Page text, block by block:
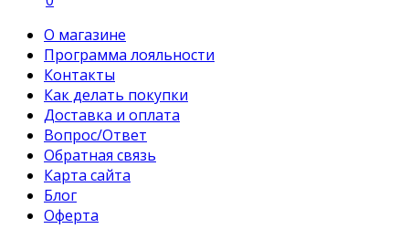
О магазине
Программа лояльности
Контакты
Как делать покупки
Доставка и оплата
Вопрос/Ответ
Обратная связь
Карта сайта
Блог
Оферта